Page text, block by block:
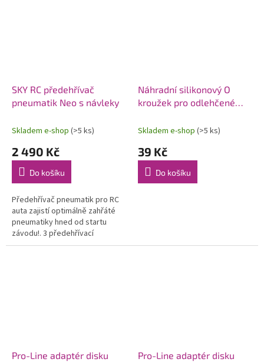
SKY RC předehřívač
pneumatik Neo s návleky
Skladem e-shop (>5 ks)
2 490 Kč
Do košíku
Předehřívač pneumatik pro RC
auta zajistí optimálně zahřáté
pneumatiky hned od startu
závodu!. 3 předehřívací
programy až se 3 kroky,
Náhradní silikonový O
kroužek pro odlehčené
Skladem e-shop (>5 ks)
39 Kč
Do košíku
Pro-Line adaptér disku Pro-Line adaptér disku